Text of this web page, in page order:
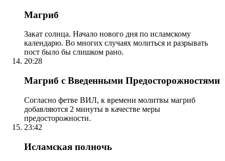
Магриб
Закат солнца. Начало нового дня по исламскому
календарю. Во многих случаях молиться и разрывать
пост было бы слишком рано.
20:28
Магриб с Введенными Предосторожностями
Согласно фетве ВИЛ, к времени молитвы магриб
добавляются 2 минуты в качестве меры
предосторожности.
23:42
Исламская полночь